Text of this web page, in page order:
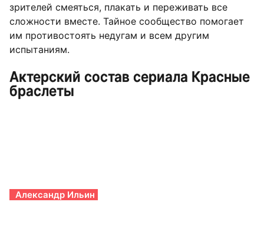
зрителей смеяться, плакать и переживать все
сложности вместе. Тайное сообщество помогает
им противостоять недугам и всем другим
испытаниям.
Актерский состав сериала Красные
браслеты
Александр Ильин